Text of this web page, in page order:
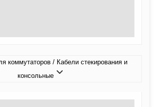
коммутаторов / Кабели стекирования и
консольные